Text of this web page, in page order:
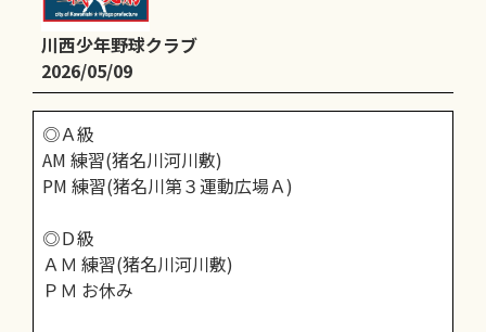
川西少年野球クラブ
2026/05/09
◎Ａ級
AM 練習(猪名川河川敷)
PM 練習(猪名川第３運動広場Ａ)
◎Ｄ級
ＡＭ 練習(猪名川河川敷)
ＰＭ お休み